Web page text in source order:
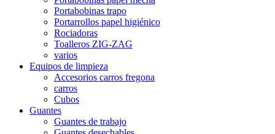
Portabobinas trapo
Portarrollos papel higiénico
Rociadoras
Toalleros ZIG-ZAG
varios
Equipos de limpieza
Accesorios carros fregona
carros
Cubos
Guantes
Guantes de trabajo